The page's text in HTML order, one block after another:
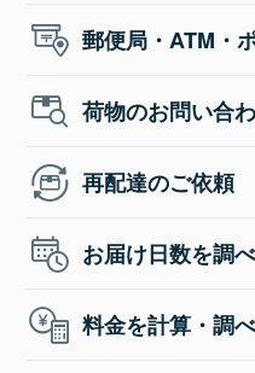
郵便局・ATM・
荷物のお問い合
再配達のご依頼
お届け日数を調
料金を計算・調